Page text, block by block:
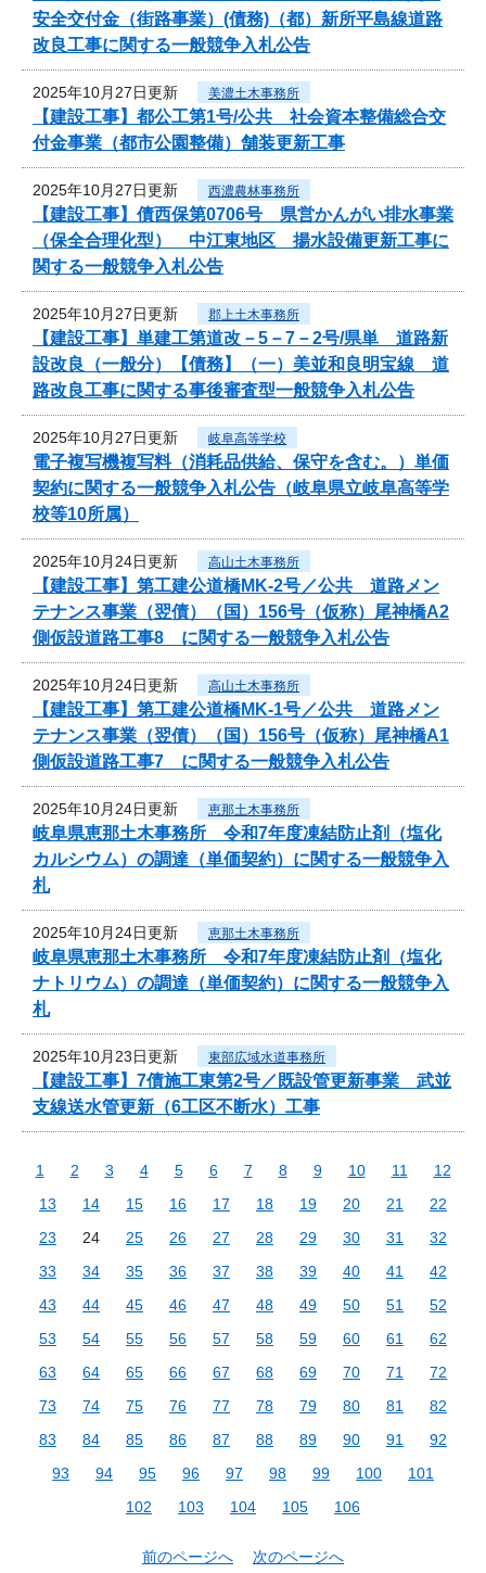
安全交付金（街路事業）(債務)（都）新所平島線道路
改良工事に関する一般競争入札公告
2025年10月27日更新 美濃土木事務所
【建設工事】都公工第1号/公共 社会資本整備総合交
付金事業（都市公園整備）舗装更新工事
2025年10月27日更新 西濃農林事務所
【建設工事】債西保第0706号 県営かんがい排水事業
（保全合理化型） 中江東地区 揚水設備更新工事に
関する一般競争入札公告
2025年10月27日更新 郡上土木事務所
【建設工事】単建工第道改－5－7－2号/県単 道路新
設改良（一般分）【債務】（一）美並和良明宝線 道
路改良工事に関する事後審査型一般競争入札公告
2025年10月27日更新 岐阜高等学校
電子複写機複写料（消耗品供給、保守を含む。）単価
契約に関する一般競争入札公告（岐阜県立岐阜高等学
校等10所属）
2025年10月24日更新 高山土木事務所
【建設工事】第工建公道橋MK-2号／公共 道路メン
テナンス事業（翌債）（国）156号（仮称）尾神橋A2
側仮設道路工事8 に関する一般競争入札公告
2025年10月24日更新 高山土木事務所
【建設工事】第工建公道橋MK-1号／公共 道路メン
テナンス事業（翌債）（国）156号（仮称）尾神橋A1
側仮設道路工事7 に関する一般競争入札公告
2025年10月24日更新 恵那土木事務所
岐阜県恵那土木事務所 令和7年度凍結防止剤（塩化
カルシウム）の調達（単価契約）に関する一般競争入
札
2025年10月24日更新 恵那土木事務所
岐阜県恵那土木事務所 令和7年度凍結防止剤（塩化
ナトリウム）の調達（単価契約）に関する一般競争入
札
2025年10月23日更新 東部広域水道事務所
【建設工事】7債施工東第2号／既設管更新事業 武並
支線送水管更新（6工区不断水）工事
1 2 3 4 5 6 7 8 9 10 11
12
13
14 15 16 17 18 19 20 21
22
23
24 25 26 27 28 29 30 31
32
33
34 35 36 37 38 39 40 41
42
43
44 45 46 47 48 49 50 51
52
53
54 55 56 57 58 59 60 61
62
63
64 65 66 67 68 69 70 71
72
73
74 75 76 77 78 79 80 81
82
83
84 85 86 87 88 89 90 91
92
93
94 95 96 97 98 99 100
101
102
103 104 105 106
前のページへ 次のページへ